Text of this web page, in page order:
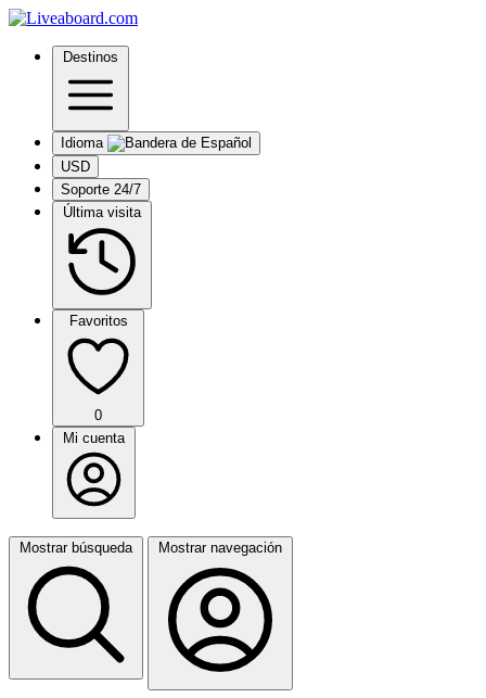
Destinos
Idioma
USD
Soporte 24/7
Última visita
Favoritos
0
Mi cuenta
Mostrar búsqueda Mostrar navegación